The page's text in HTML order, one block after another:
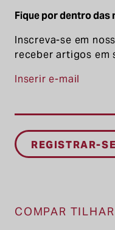
Fique por dentro das
Inscreva-se em
receber artigos em
Inserir e-mail
COMPAR TILHAR